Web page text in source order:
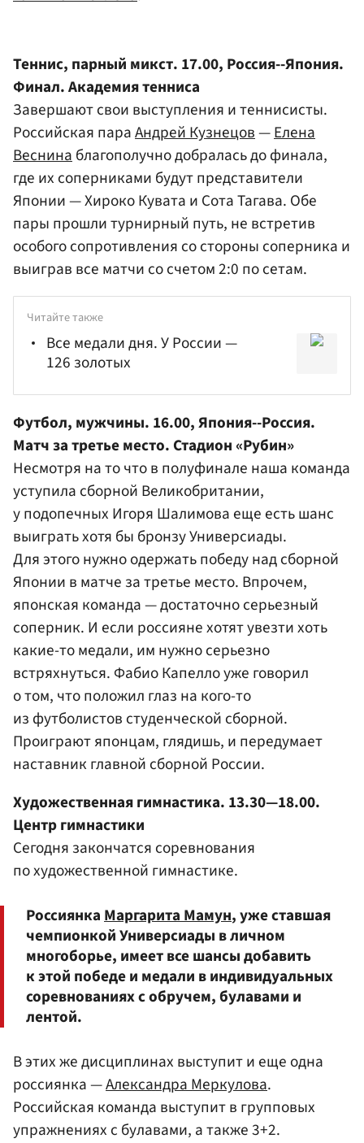
Теннис, парный микст. 17.00, Россия--Япония.
Финал. Академия тенниса
Завершают свои выступления и теннисисты.
Российская параАндрей Кузнецов—Елена
Веснинаблагополучно добралась до финала,
где их соперниками будут представители
Японии — Хироко Кувата и Сота Тагава. Обе
пары прошли турнирный путь, не встретив
особого сопротивления со стороны соперника и
выиграв все матчи со счетом 2:0 по сетам.
Читайте также
Все медали дня. У России —
126 золотых
Футбол, мужчины. 16.00, Япония--Россия.
Матч за третье место. Стадион «Рубин»
Несмотря на то что в полуфинале наша команда
уступила сборной Великобритании,
у подопечных Игоря Шалимоваеще есть шанс
выиграть хотя бы бронзу Универсиады.
Для этого нужно одержать победу над сборной
Японии в матче за третье место. Впрочем,
японская команда — достаточно серьезный
соперник. И если россияне хотят увезти хоть
какие-то медали, им нужно серьезно
встряхнуться. Фабио Капеллоуже говорил
о том, что положил глаз на кого-то
из футболистов студенческой сборной.
Проиграют японцам, глядишь, и передумает
наставник главной сборной России.
Художественная гимнастика. 13.30—18.00.
Центр гимнастики
Сегодня закончатся соревнования
по художественной гимнастике.
РоссиянкаМаргарита Мамун, уже ставшая
чемпионкой Универсиады в личном
многоборье, имеет все шансы добавить
к этой победе и медали в индивидуальных
соревнованиях с обручем, булавами и
лентой.
В этих же дисциплинах выступит и еще одна
россиянка —Александра Меркулова.
Российская команда выступит в групповых
упражнениях с булавами, а также 3+2.